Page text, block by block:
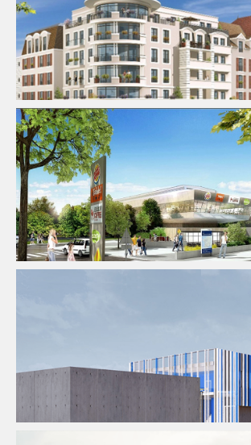
Acoustique AMO Logement
AMO Infrastructure
AMO Industrie Ingenierie TCE